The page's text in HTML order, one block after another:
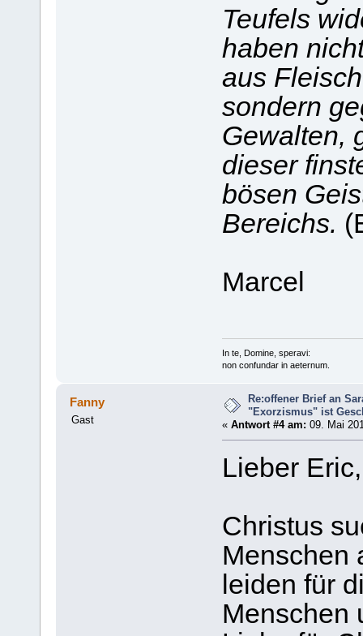
Teufels
haben
aus
sondern
Gewalten,
dieser
bösen
Bereichs.
Marcel
In te, Domine, speravi:
non confundar in aeternum.
Fanny
Gast
Re:offener Brief an
"Exorzismus" ist
« Antwort #4 am: 09. Mai
Lieber Eric,
Christus
Menschen
leiden für
Menschen